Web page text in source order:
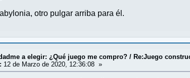
otro pulgar arriba para él.
a elegir: ¿Qué juego me compro? / Re:Juego
12 de Marzo de 2020, 12:36:08 »